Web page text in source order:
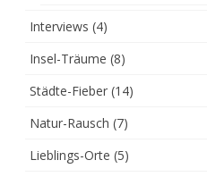
Interviews (4)
Insel-Träume (8)
Städte-Fieber (14)
Natur-Rausch (7)
Lieblings-Orte (5)